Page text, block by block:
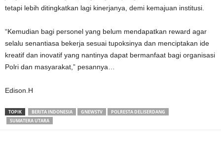
tetapi lebih ditingkatkan lagi kinerjanya, demi kemajuan institusi.
“Kemudian bagi personel yang belum mendapatkan reward agar
selalu senantiasa bekerja sesuai tupoksinya dan menciptakan ide
kreatif dan inovatif yang nantinya dapat bermanfaat bagi organisasi
Polri dan masyarakat,” pesannya…
Edison.H
TOPIK BERITA INDONESIA GNEWSTV
POLRESTA DELISERDANG
SUMATERA UTARA